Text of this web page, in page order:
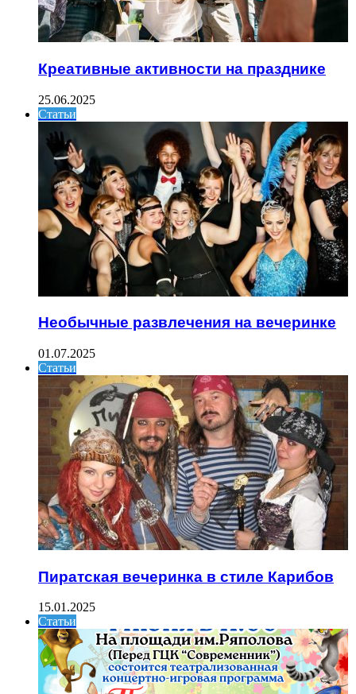
Креативные активности на празднике
25.06.2025
Статьи
Необычные развлечения на вечеринке
01.07.2025
Статьи
Пиратская вечеринка в стиле Карибов
15.01.2025
Статьи